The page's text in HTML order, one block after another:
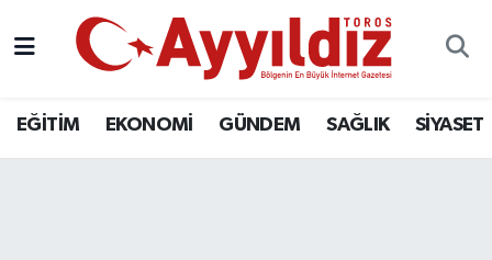
EĞİTİM EKONOMİ GÜNDEM SAĞLIK SİYASET